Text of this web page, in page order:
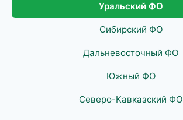
Уральский ФО
Сибирский ФО
Дальневосточный ФО
Южный ФО
Северо-Кавказский ФО